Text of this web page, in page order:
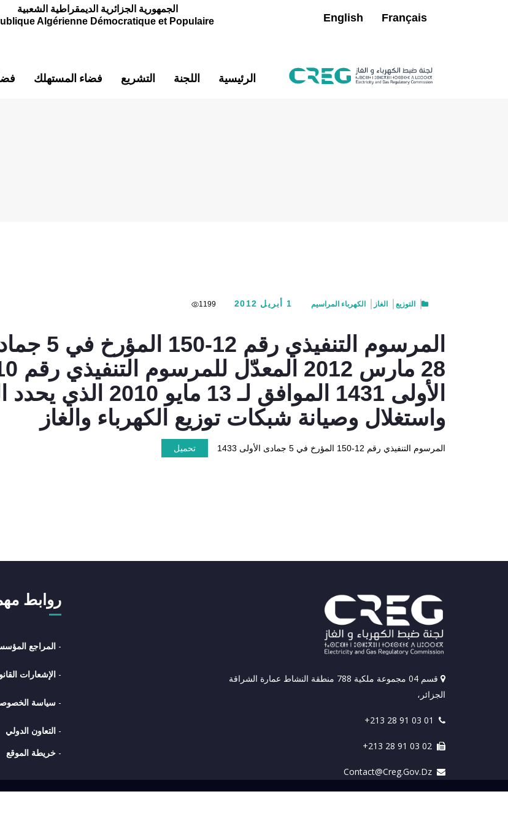
Français
English
الجمهورية الجزائرية الديمقراطية الشعبية
Algérienne Démocratique et Populaire
الرئيسية اللجنة التشريع فضاء المستهلك
التوزيع الغاز الكهرباء المراسيم 1 أبريل 2012 1199
الأولى 1431 الموافق
واستغلال وصيانة شبكات توزيع الكهرباء والغاز
المرسوم التنفيذي رقم 12-150 المؤرخ في 5 جمادى الأولى 1433 تحميل
قسم 04 مجموعة ملكية 788 منطقة النشاط عمارة الشراقة
الجزائر،
+213 28 91 03 01
+213 28 91 03 02
Contact@creg.gov.dz
روابط
- المراجع
- الإشعارات
- سياسة
- التعاون الدولي
- خريطة الموقع